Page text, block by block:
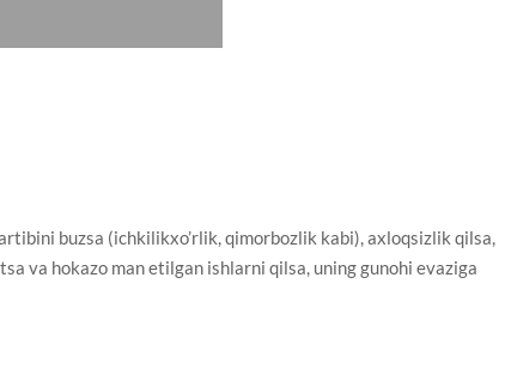
buzsa (ichkilikxo’rlik, qimorbozlik kabi), axloqsizlik qilsa,
va hokazo man etilgan ishlarni qilsa, uning gunohi evaziga